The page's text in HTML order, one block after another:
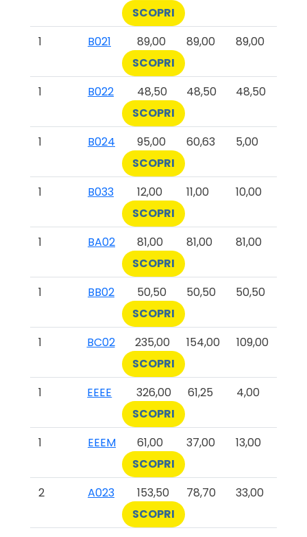
SCOPRI
1
B021 89,00 89,00
89,00
SCOPRI
1
B022 48,50 48,50
48,50
SCOPRI
1
B024 95,00 60,63
5,00
SCOPRI
1
B033 12,00 11,00
10,00
SCOPRI
1
BA02 81,00 81,00
81,00
SCOPRI
1
BB02 50,50 50,50
50,50
SCOPRI
1
BC02 235,00 154,00
109,00
SCOPRI
1
EEEE 326,00 61,25
4,00
SCOPRI
1
EEEM 61,00 37,00
13,00
SCOPRI
2
A023 153,50 78,70
33,00
SCOPRI